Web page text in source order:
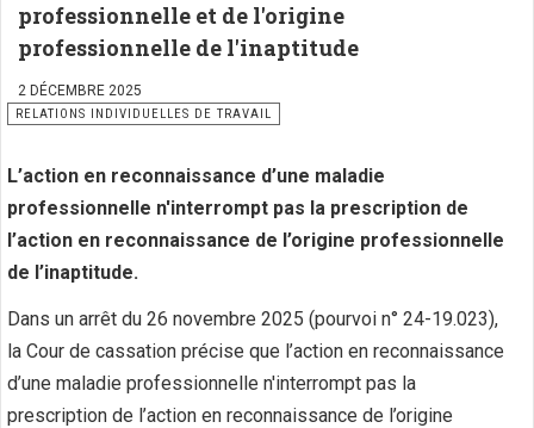
professionnelle et de l'origine
professionnelle de l'inaptitude
2 DÉCEMBRE 2025
RELATIONS INDIVIDUELLES DE TRAVAIL
L’action en reconnaissance d’une maladie
professionnelle n'interrompt pas la prescription de
l’action en reconnaissance de l’origine professionnelle
de l’inaptitude.
Dans un arrêt du 26 novembre 2025 (pourvoi n° 24-19.023),
la Cour de cassation précise que l’action en reconnaissance
d’une maladie professionnelle n'interrompt pas la
prescription de l’action en reconnaissance de l’origine